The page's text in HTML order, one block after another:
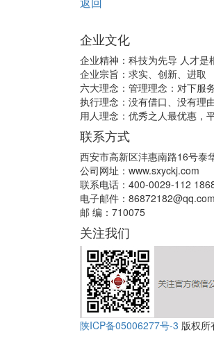
企业文化
企业精神：科技为先导 人才
企业宗旨：求实、创新、进取
六大理念：管理理念：对下服
执行理念：没有借口、没有理
用人理念：优秀之人最优惠，
联系方式
西安市高新区沣惠南路16号泰
公司网址：www.sxyckj.com
联系电话：400-0029-112
电子邮件：86872182@qq.com
邮 编：710075
关注我们
陕ICP备05006277号-3 版权